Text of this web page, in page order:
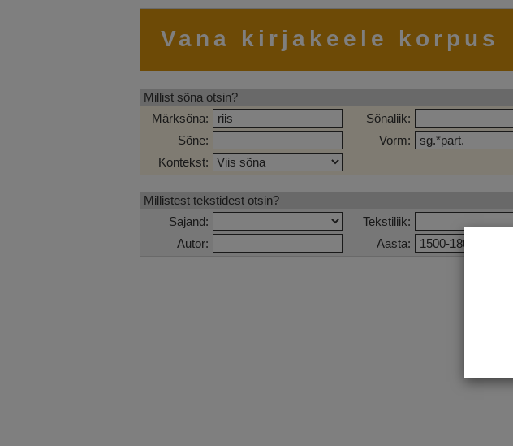
Vana kirjakeele korpus
Millist sõna otsin?
Märksõna:
Sõnaliik:
Sõne:
Vorm:
Kontekst:
Millistest tekstidest otsin?
Sajand:
Tekstiliik:
Autor:
Aasta: